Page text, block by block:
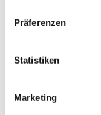
Präferenzen
Statistiken
Marketing